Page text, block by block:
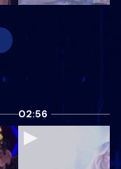
02:56